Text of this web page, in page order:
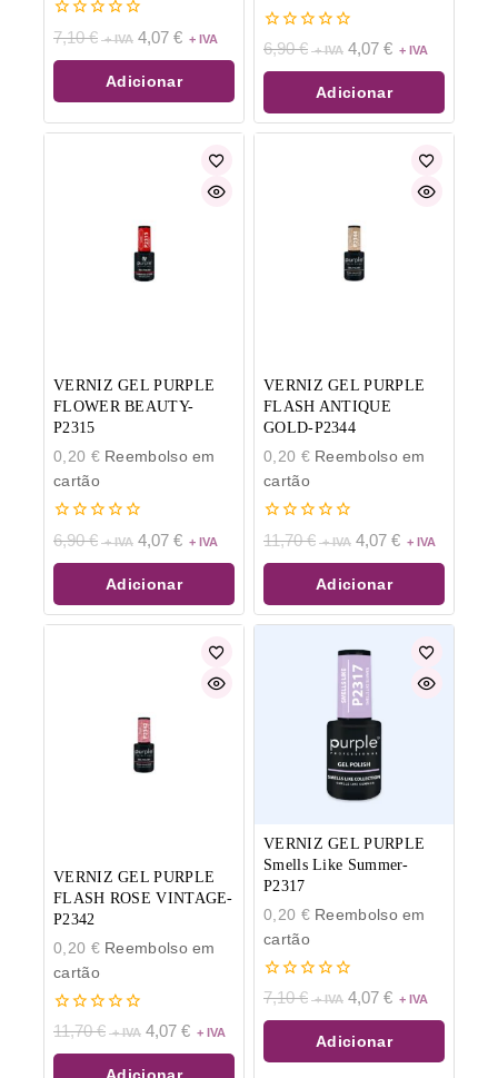
0
de
5
7,10€ 4,07 €
Adicionar
0
de
5
6,90€ 4,07 €
Adicionar
VERNIZ GEL PURPLE
FLOWER BEAUTY-
P2315
0,20 €Reembolso em
cartão
0
de
5
6,90€ 4,07 €
Adicionar
VERNIZ GEL PURPLE
FLASH ANTIQUE
GOLD-P2344
0,20 €Reembolso em
cartão
0
de
5
11,70€ 4,07 €
Adicionar
VERNIZ GEL PURPLE
FLASH ROSE VINTAGE-
P2342
0,20 €Reembolso em
cartão
0
de
5
11,70€ 4,07 €
VERNIZ GEL PURPLE
Smells Like Summer-
P2317
0,20 €Reembolso em
cartão
0
de
5
7,10€ 4,07 €
Adicionar